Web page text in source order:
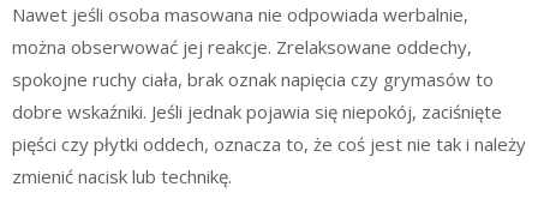
Nawet jeśli osoba masowana nie odpowiada werbalnie,
można obserwować jej reakcje. Zrelaksowane oddechy,
spokojne ruchy ciała, brak oznak napięcia czy grymasów to
dobre wskaźniki. Jeśli jednak pojawia się niepokój, zaciśnięte
pięści czy płytki oddech, oznacza to, że coś jest nie tak i należy
zmienić nacisk lub technikę.